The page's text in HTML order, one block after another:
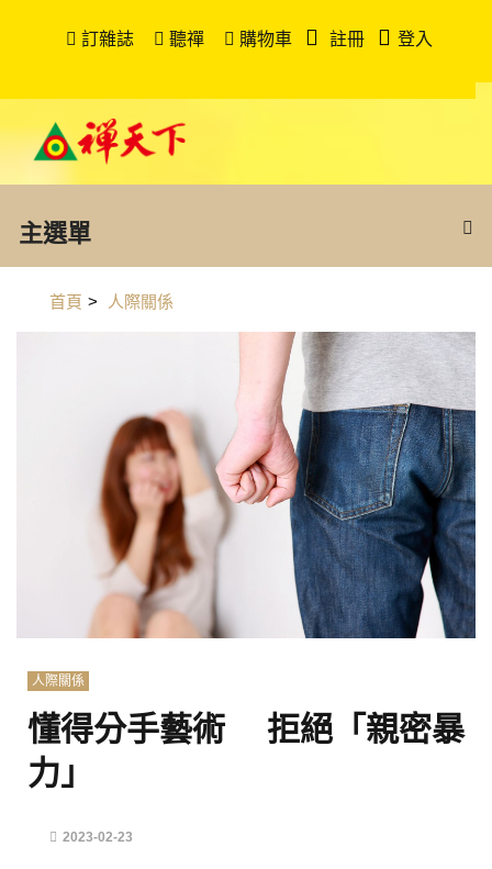
訂雜誌 聽禪 購物車 註冊 登入
主選單
首頁 > 人際關係
人際關係
懂得分手藝術 拒絕「親密暴
力」
2023-02-23